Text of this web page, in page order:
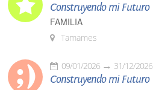
Construyendo mi Futuro
FAMILIA
Tamames
09/01/2026 31/12/2026
Construyendo mi Futuro